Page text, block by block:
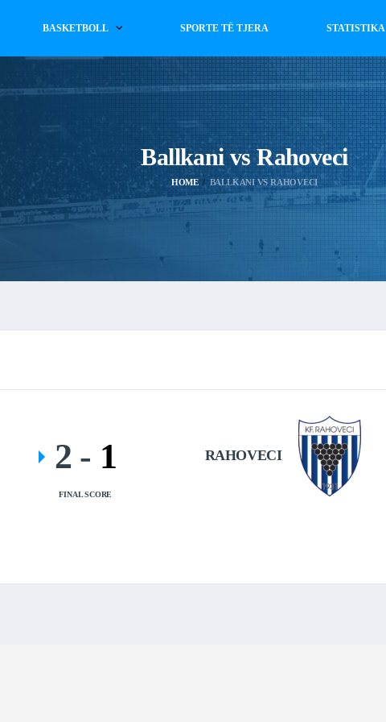
BASKETBOLL SPORTE TË TJERA STATISTIKA
Ballkani vs Rahoveci
HOME BALLKANI VS RAHOVECI
RAHOVECI
2 - 1
FINAL SCORE